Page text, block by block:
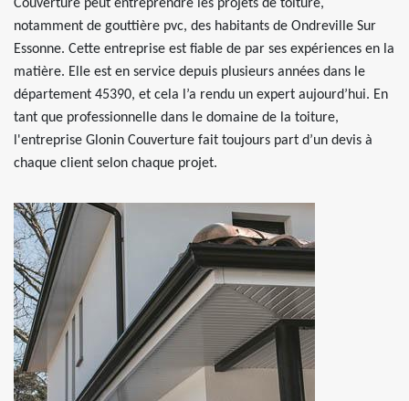
Couverture peut entreprendre les projets de toiture,
notamment de gouttière pvc, des habitants de Ondreville Sur
Essonne. Cette entreprise est fiable de par ses expériences en la
matière. Elle est en service depuis plusieurs années dans le
département 45390, et cela l’a rendu un expert aujourd’hui. En
tant que professionnelle dans le domaine de la toiture,
l'entreprise Glonin Couverture fait toujours part d’un devis à
chaque client selon chaque projet.